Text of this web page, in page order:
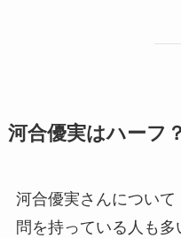
河合優実はハーフ
河合優実さんについて
問を持っている人も多